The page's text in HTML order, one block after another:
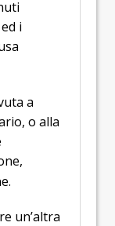
i
a
o alla
un’altra